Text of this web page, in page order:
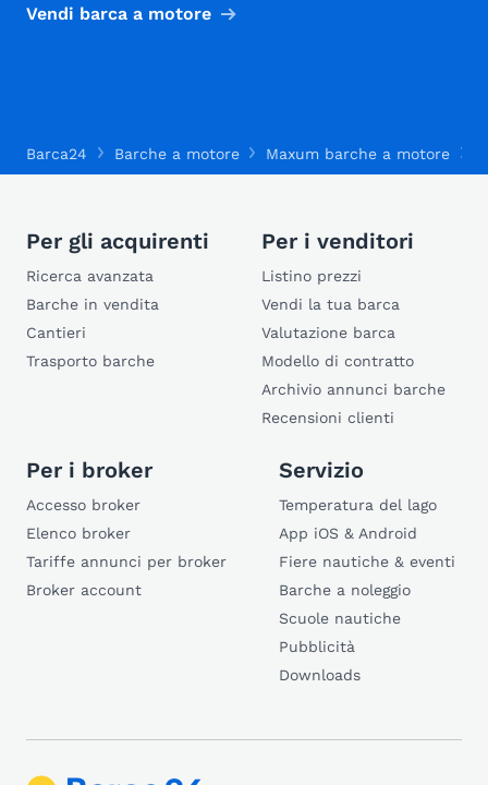
Vendi barca a motore
Barca24 Barche a motore Maxum barche a motore
Per gli acquirenti
Ricerca avanzata
Barche in vendita
Cantieri
Trasporto barche
Per i venditori
Listino prezzi
Vendi la tua barca
Valutazione barca
Modello di contratto
Archivio annunci barche
Recensioni clienti
Per i broker
Accesso broker
Elenco broker
Tariffe annunci per broker
Broker account
Servizio
Temperatura del lago
App iOS & Android
Fiere nautiche & eventi
Barche a noleggio
Scuole nautiche
Pubblicità
Downloads